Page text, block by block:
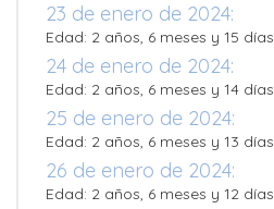
23 de enero de 2024:
Edad: 2 años, 6 meses y 15 días
24 de enero de 2024:
Edad: 2 años, 6 meses y 14 días
25 de enero de 2024:
Edad: 2 años, 6 meses y 13 días
26 de enero de 2024:
Edad: 2 años, 6 meses y 12 días